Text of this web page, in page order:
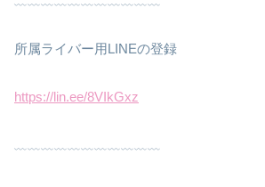
所属ライバー用LINEの登録
https://lin.ee/8VIkGxz
﹏﹏﹏﹏﹏﹏﹏﹏﹏﹏﹏